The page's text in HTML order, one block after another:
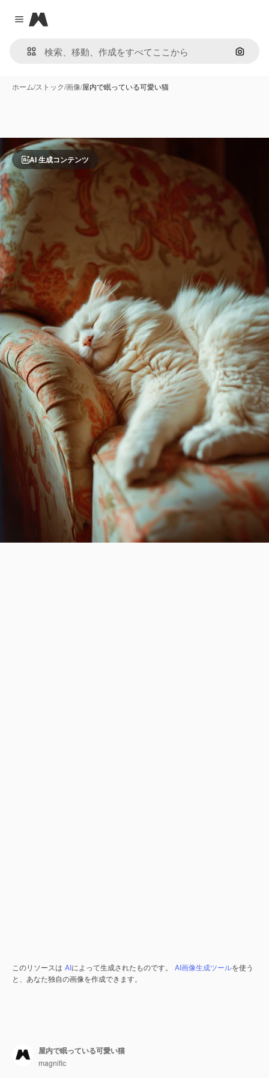
Close menu
Magnific
画像で
ホーム/ストック/画像/屋内で眠っている可愛い猫
AI 生成コンテンツ
このリソースは AIによって生成されたものです。 AI画像生成ツールを使う
と、あなた独自の画像を作成できます。
屋内で眠っている可愛い猫
magnific